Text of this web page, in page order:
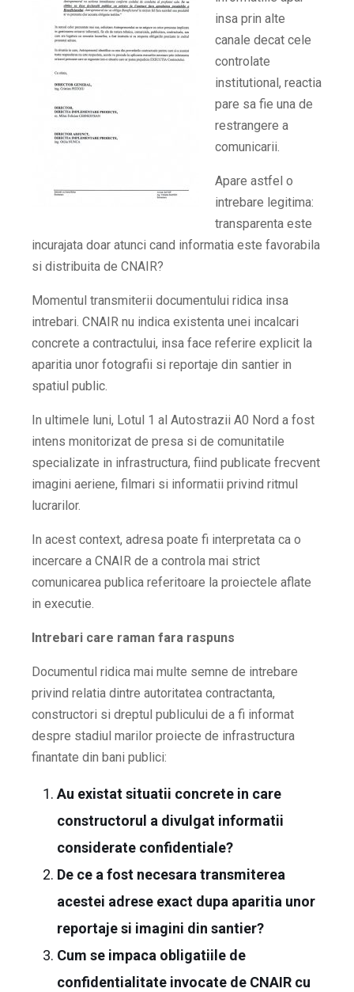
insa prin alte
canale decat cele
controlate
institutional, reactia
pare sa fie una de
restrangere a
comunicarii.
Apare astfel o
intrebare legitima:
transparenta este
incurajata doar atunci cand informatia este favorabila
si distribuita de CNAIR?
Momentul transmiterii documentului ridica insa
intrebari. CNAIR nu indica existenta unei incalcari
concrete a contractului, insa face referire explicit la
aparitia unor fotografii si reportaje din santier in
spatiul public.
In ultimele luni, Lotul 1 al Autostrazii A0 Nord a fost
intens monitorizat de presa si de comunitatile
specializate in infrastructura, fiind publicate frecvent
imagini aeriene, filmari si informatii privind ritmul
lucrarilor.
In acest context, adresa poate fi interpretata ca o
incercare a CNAIR de a controla mai strict
comunicarea publica referitoare la proiectele aflate
in executie.
Intrebari care raman fara raspuns
Documentul ridica mai multe semne de intrebare
privind relatia dintre autoritatea contractanta,
constructori si dreptul publicului de a fi informat
despre stadiul marilor proiecte de infrastructura
finantate din bani publici:
Au existat situatii concrete in care
constructorul a divulgat informatii
considerate confidentiale?
De ce a fost necesara transmiterea
acestei adrese exact dupa aparitia unor
reportaje si imagini din santier?
Cum se impaca obligatiile de
confidentialitate invocate de CNAIR cu